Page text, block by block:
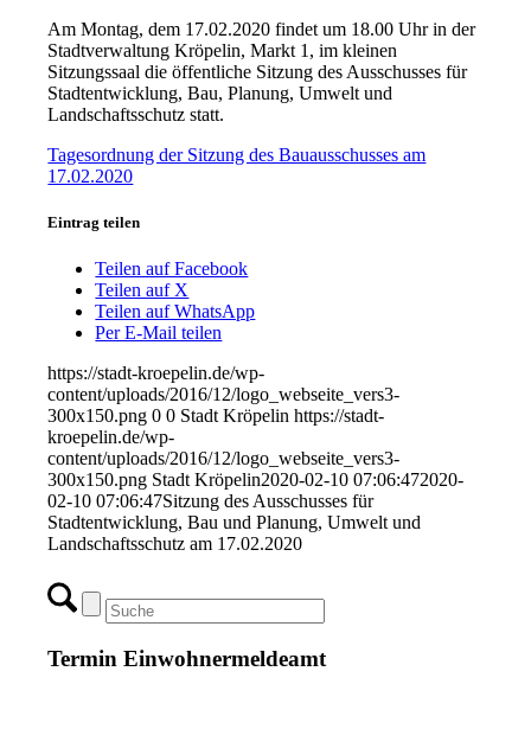
Am Montag, dem 17.02.2020 findet um 18.00 Uhr in der
Stadtverwaltung Kröpelin, Markt 1, im kleinen
Sitzungssaal die öffentliche Sitzung des Ausschusses für
Stadtentwicklung, Bau, Planung, Umwelt und
Landschaftsschutz statt.
Tagesordnung der Sitzung des Bauausschusses am
17.02.2020
Eintrag teilen
Teilen auf Facebook
Teilen auf X
Teilen auf WhatsApp
Per E-Mail teilen
https://stadt-kroepelin.de/wp-
content/uploads/2016/12/logo_webseite_vers3-
300x150.png 0 0 Stadt Kröpelin https://stadt-
kroepelin.de/wp-
content/uploads/2016/12/logo_webseite_vers3-
300x150.png Stadt Kröpelin2020-02-10 07:06:472020-
02-10 07:06:47Sitzung des Ausschusses für
Stadtentwicklung, Bau und Planung, Umwelt und
Landschaftsschutz am 17.02.2020
Termin Einwohnermeldeamt